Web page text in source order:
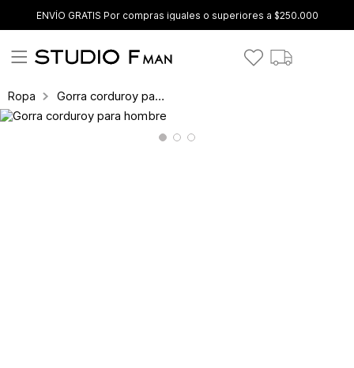
ENVÍO GRATIS Por compras iguales o superiores a $250.000
Ropa Gorra corduroy para hombre